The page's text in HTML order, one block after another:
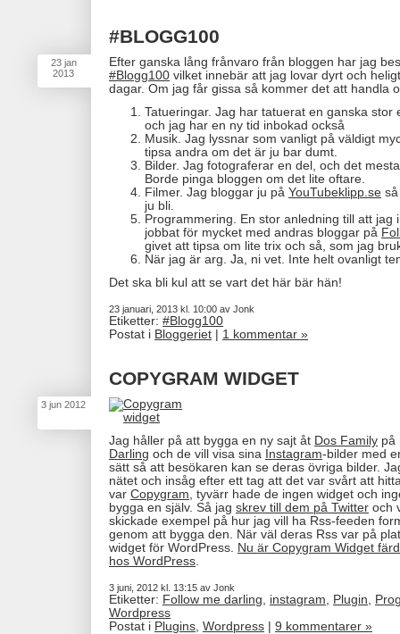
23 jan
2013
#BLOGG100
Efter ganska lång frånvaro från bloggen har jag
#Blogg100 vilket innebär att jag lovar dyrt och
dagar. Om jag får gissa så kommer det att handla
Tatueringar. Jag har tatuerat en ganska stor
och jag har en ny tid inbokad också
Musik. Jag lyssnar som vanligt på väldigt
tipsa andra om det är ju bar dumt.
Bilder. Jag fotograferar en del, och det
Borde pinga bloggen om det lite oftare.
Filmer. Jag bloggar ju på YouTubeklipp.se
ju bli.
Programmering. En stor anledning till att jag
jobbat för mycket med andras bloggar på
givet att tipsa om lite trix och så, som jag
När jag är arg. Ja, ni vet. Inte helt ovanligt
Det ska bli kul att se vart det här bär hän!
23 januari, 2013 kl. 10:00 av Jonk
Etiketter: #Blogg100
Postat i Bloggeriet | 1 kommentar »
3 jun 2012
COPYGRAM WIDGET
Jag håller på att bygga en ny sajt åt Dos Family på
Darling och de vill visa sina Instagram-bilder med
sätt så att besökaren kan se deras övriga bilder.
nätet och insåg efter ett tag att det var svårt att
var Copygram , tyvärr hade de ingen widget och
bygga en själv. Så jag skrev till dem på Twitter och
skickade exempel på hur jag vill ha Rss-feeden
genom att bygga den. När väl deras Rss var på
widget för WordPress. Nu är Copygram Widget
hos WordPress
3 juni, 2012 kl. 13:15 av Jonk
Etiketter: Follow me darling instagram Plugin
Wordpress
Postat i Plugins Wordpress | 9 kommentarer »